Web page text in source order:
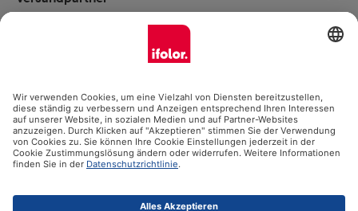
Zahlungsmöglichkeiten
Social Media